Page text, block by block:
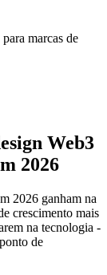
marcas de
Web3
2026
2026 ganham na
crescimento mais
na tecnologia -
de